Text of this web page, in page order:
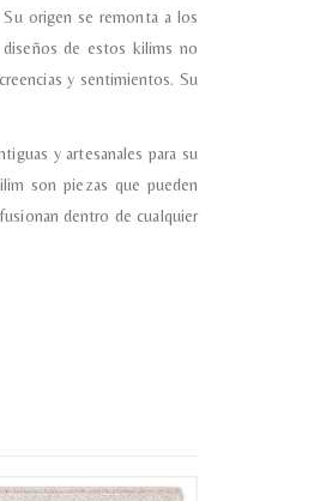
origen se remonta a los
diseños de estos kilims no
y sentimientos. Su
y artesanales para su
son piezas que pueden
dentro de cualquier